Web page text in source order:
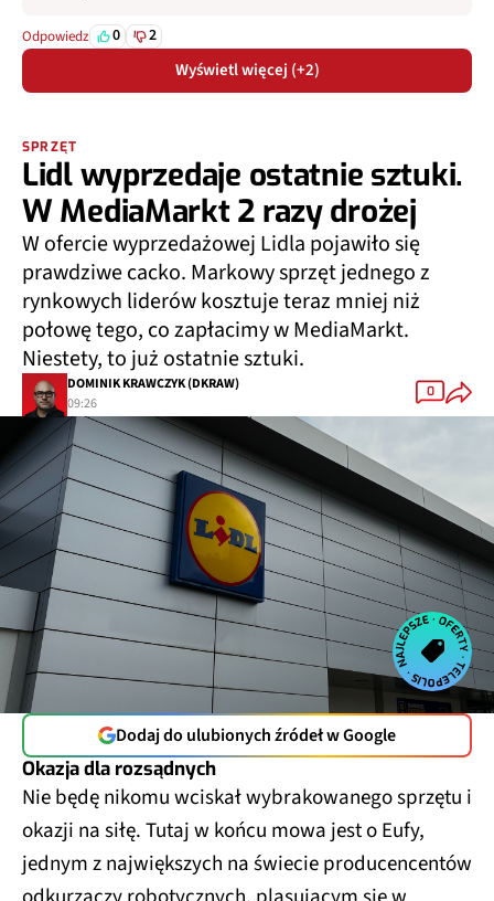
Odpowiedz 0 2
Wyświetl więcej (+2)
SPRZĘT
Lidl wyprzedaje ostatnie sztuki.
W MediaMarkt 2 razy drożej
W ofercie wyprzedażowej Lidla pojawiło się
prawdziwe cacko. Markowy sprzęt jednego z
rynkowych liderów kosztuje teraz mniej niż
połowę tego, co zapłacimy w MediaMarkt.
Niestety, to już ostatnie sztuki.
DOMINIK KRAWCZYK (DKRAW)
09:26
0
Dodaj do ulubionych źródeł w Google
Okazja dla rozsądnych
Nie będę nikomu wciskał wybrakowanego sprzętu i
okazji na siłę. Tutaj w końcu mowa jest o Eufy,
jednym z największych na świecie producencentów